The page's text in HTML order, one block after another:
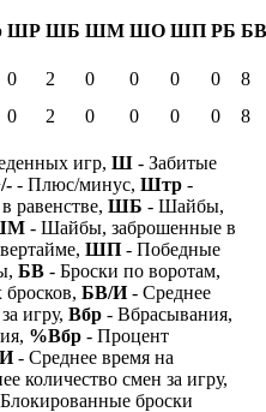
ШР ШБ ШМ ШО ШП РБ БВ
0 2 0 0 0 0
8
0 2 0 0 0 0
8
игр, Ш - Забитые
- Плюс/минус, Штр -
равенстве, ШБ - Шайбы,
- Шайбы, заброшенные в
ШП - Победные
БВ - Броски по воротам,
БВ/И- Среднее
игру, Вбр - Вбрасывания,
%Вбр - Процент
- Среднее время на
количество смен за игру,
броски